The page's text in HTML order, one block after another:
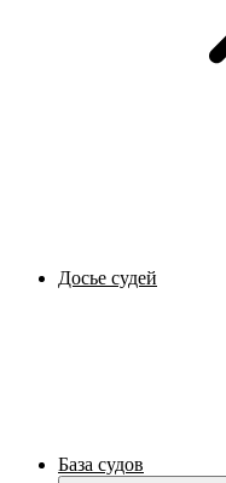
Досье судей
База судов